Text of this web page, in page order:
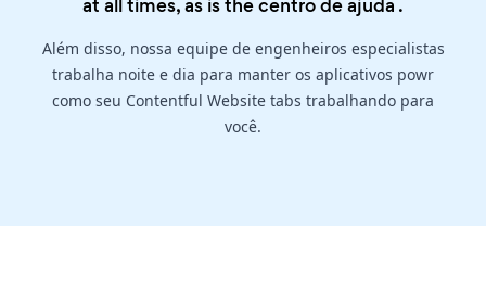
at all times, as is thecentro de ajuda .
Além disso, nossa equipe de engenheiros especialistas
trabalha noite e dia para manter os aplicativos powr
como seu Contentful Website tabs trabalhando para
você.